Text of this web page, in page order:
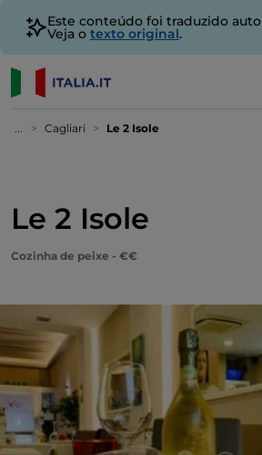
Este conteúdo foi traduzido
Veja o texto original.
... Cagliari Le 2 Isole
Le 2 Isole
Cozinha de peixe - €€